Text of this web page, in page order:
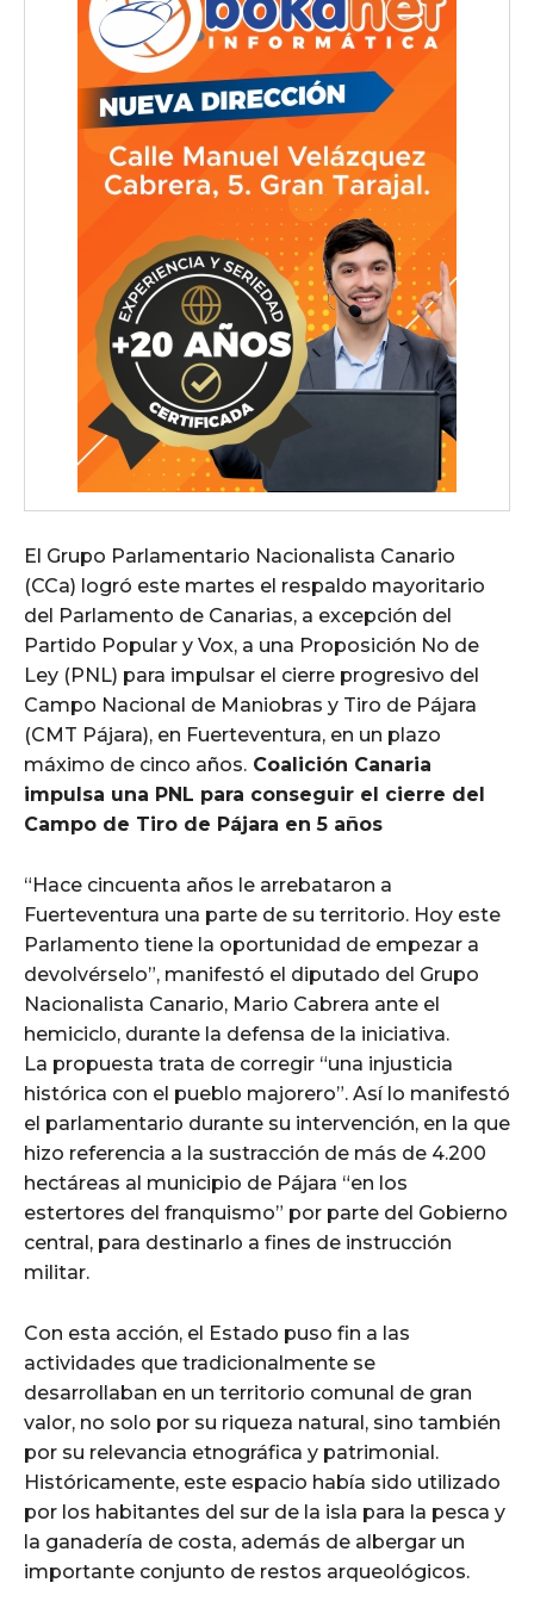
El Grupo Parlamentario Nacionalista Canario
(CCa) logró este martes el respaldo mayoritario
del Parlamento de Canarias, a excepción del
Partido Popular y Vox, a una Proposición No de
Ley (PNL) para impulsar el cierre progresivo del
Campo Nacional de Maniobras y Tiro de Pájara
(CMT Pájara), en Fuerteventura, en un plazo
máximo de cinco años. Coalición Canaria
impulsa una PNL para conseguir el cierre del
Campo de Tiro de Pájara en 5 años
“Hace cincuenta años le arrebataron a
Fuerteventura una parte de su territorio. Hoy este
Parlamento tiene la oportunidad de empezar a
devolvérselo”, manifestó el diputado del Grupo
Nacionalista Canario, Mario Cabrera ante el
hemiciclo, durante la defensa de la iniciativa.
La propuesta trata de corregir “una injusticia
histórica con el pueblo majorero”. Así lo manifestó
el parlamentario durante su intervención, en la que
hizo referencia a la sustracción de más de 4.200
hectáreas al municipio de Pájara “en los
estertores del franquismo” por parte del Gobierno
central, para destinarlo a fines de instrucción
militar.
Con esta acción, el Estado puso fin a las
actividades que tradicionalmente se
desarrollaban en un territorio comunal de gran
valor, no solo por su riqueza natural, sino también
por su relevancia etnográfica y patrimonial.
Históricamente, este espacio había sido utilizado
por los habitantes del sur de la isla para la pesca y
la ganadería de costa, además de albergar un
importante conjunto de restos arqueológicos.